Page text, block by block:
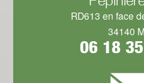
RD613 en face
34140
06 18